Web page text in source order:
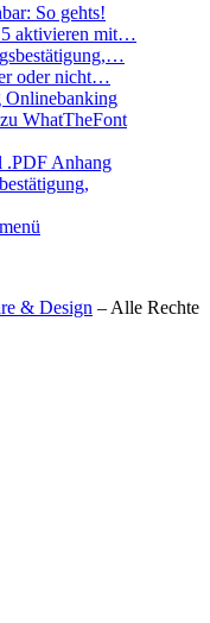
So gehts!
5 aktivieren mit…
oder nicht…
Onlinebanking
WhatTheFont
.PDF Anhang
& Design – Alle Rechte